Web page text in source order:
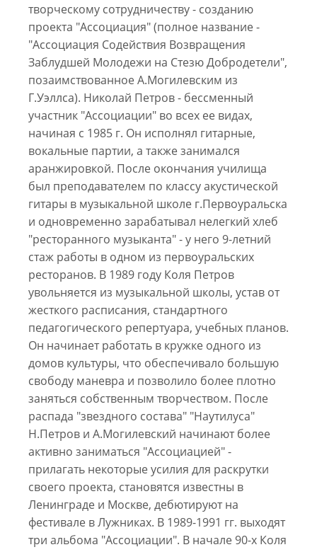
творческому сотрудничеству - созданию
проекта "Ассоциация" (полное название -
"Ассоциация Содействия Возвращения
Заблудшей Молодежи на Стезю Добродетели",
позаимствованное А.Могилевским из
Г.Уэллса). Николай Петров - бессменный
участник "Ассоциации" во всех ее видах,
начиная с 1985 г. Он исполнял гитарные,
вокальные партии, а также занимался
аранжировкой. После окончания училища
был преподавателем по классу акустической
гитары в музыкальной школе г.Первоуральска
и одновременно зарабатывал нелегкий хлеб
"ресторанного музыканта" - у него 9-летний
стаж работы в одном из первоуральских
ресторанов. В 1989 году Коля Петров
увольняется из музыкальной школы, устав от
жесткого расписания, стандартного
педагогического репертуара, учебных планов.
Он начинает работать в кружке одного из
домов культуры, что обеспечивало большую
свободу маневра и позволило более плотно
заняться собственным творчеством. После
распада "звездного состава" "Наутилуса"
Н.Петров и А.Могилевский начинают более
активно заниматься "Ассоциацией" -
прилагать некоторые усилия для раскрутки
своего проекта, становятся известны в
Ленинграде и Москве, дебютируют на
фестивале в Лужниках. В 1989-1991 гг. выходят
три альбома "Ассоциации". В начале 90-х Коля